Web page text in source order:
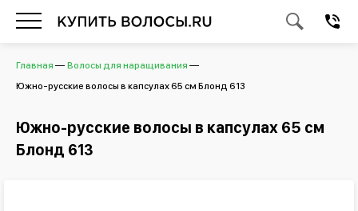
Главная
Волосы для наращивания
Южно-русские волосы в капсулах 65 см Блонд 613
Южно-русские волосы в капсулах 65 см
Блонд 613